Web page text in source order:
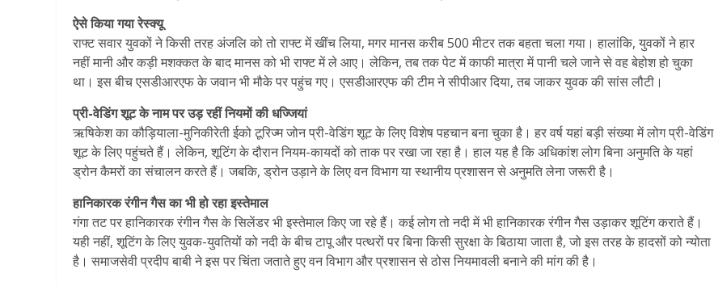
ऐसे किया गया रेस्क्यू
राफ्ट सवार युवकों ने किसी तरह अंजलि को तो राफ्ट में खींच लिया, मगर मानस करीब 500 मीटर तक बहता चला गया। हालांकि, युवकों ने हार
नहीं मानी और कड़ी मशक्कत के बाद मानस को भी राफ्ट में ले आए। लेकिन, तब तक पेट में काफी मात्रा में पानी चले जाने से वह बेहोश हो चुका
था। इस बीच एसडीआरएफ के जवान भी मौके पर पहुंच गए। एसडीआरएफ की टीम ने सीपीआर दिया, तब जाकर युवक की सांस लौटी।
प्री-वेडिंग शूट के नाम पर उड़ रहीं नियमों की धज्जियां
ऋषिकेश का कौड़ियाला-मुनिकीरेती ईको टूरिज्म जोन प्री-वेडिंग शूट के लिए विशेष पहचान बना चुका है। हर वर्ष यहां बड़ी संख्या में लोग प्री-वेडिंग
शूट के लिए पहुंचते हैं। लेकिन, शूटिंग के दौरान नियम-कायदों को ताक पर रखा जा रहा है। हाल यह है कि अधिकांश लोग बिना अनुमति के यहां
ड्रोन कैमरों का संचालन करते हैं। जबकि, ड्रोन उड़ाने के लिए वन विभाग या स्थानीय प्रशासन से अनुमति लेना जरूरी है।
हानिकारक रंगीन गैस का भी हो रहा इस्तेमाल
गंगा तट पर हानिकारक रंगीन गैस के सिलेंडर भी इस्तेमाल किए जा रहे हैं। कई लोग तो नदी में भी हानिकारक रंगीन गैस उड़ाकर शूटिंग कराते हैं।
यही नहीं, शूटिंग के लिए युवक-युवतियों को नदी के बीच टापू और पत्थरों पर बिना किसी सुरक्षा के बिठाया जाता है, जो इस तरह के हादसों को न्योता
है। समाजसेवी प्रदीप बाबी ने इस पर चिंता जताते हुए वन विभाग और प्रशासन से ठोस नियमावली बनाने की मांग की है।